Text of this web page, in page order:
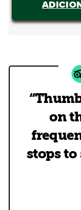
on
stops to